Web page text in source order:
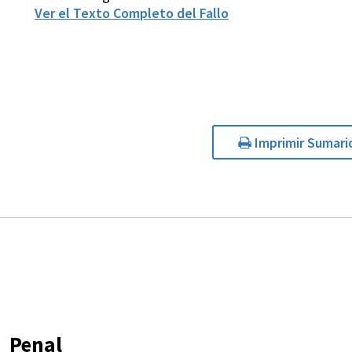
Ver el Texto Completo del Fallo
Imprimir
Penal